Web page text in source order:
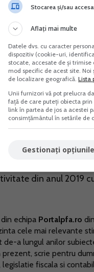
care
economica in
prin OUG nr.
obtinut o cifra de
euro la data
dovada prin
de 31 decembrie
care plafonul
din anul 2019
echipa Portalpfa.ro
cele mai relevante
a lungul anilor
prezent, scrie pentru
fiscala si
Stocarea și/sau
Aflați mai multe
Datele dvs. cu caracter
dispozitiv (cookie-uri,
stocate, accesate de și
mod specific de acest site.
de localizare geografică. Lista
Unii furnizori vă pot prelucra
față de care puteți obiecta
link în partea de jos a acestei
consimțământul în setările de
Gestionați opțiunile